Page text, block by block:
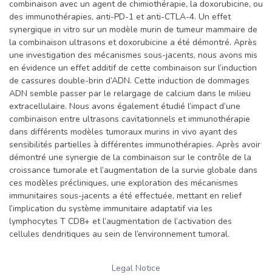
combinaison avec un agent de chimiothérapie, la doxorubicine, ou
des immunothérapies, anti-PD-1 et anti-CTLA-4. Un effet
synergique in vitro sur un modèle murin de tumeur mammaire de
la combinaison ultrasons et doxorubicine a été démontré. Après
une investigation des mécanismes sous-jacents, nous avons mis
en évidence un effet additif de cette combinaison sur l’induction
de cassures double-brin d’ADN. Cette induction de dommages
ADN semble passer par le relargage de calcium dans le milieu
extracellulaire. Nous avons également étudié l’impact d’une
combinaison entre ultrasons cavitationnels et immunothérapie
dans différents modèles tumoraux murins in vivo ayant des
sensibilités partielles à différentes immunothérapies. Après avoir
démontré une synergie de la combinaison sur le contrôle de la
croissance tumorale et l’augmentation de la survie globale dans
ces modèles précliniques, une exploration des mécanismes
immunitaires sous-jacents a été effectuée, mettant en relief
l’implication du système immunitaire adaptatif via les
lymphocytes T CD8+ et l’augmentation de l’activation des
cellules dendritiques au sein de l’environnement tumoral.
Legal Notice